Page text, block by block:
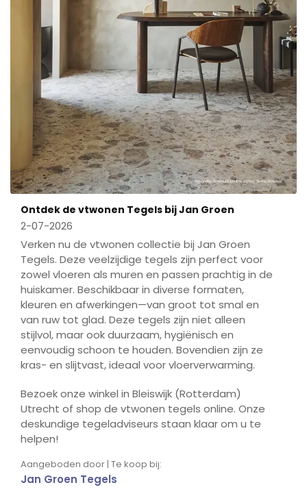
Ontdek de vtwonen Tegels bij Jan Groen
2-07-2026
Verken nu de vtwonen collectie bij Jan Groen
Tegels. Deze veelzijdige tegels zijn perfect voor
zowel vloeren als muren en passen prachtig in de
huiskamer. Beschikbaar in diverse formaten,
kleuren en afwerkingen—van groot tot smal en
van ruw tot glad. Deze tegels zijn niet alleen
stijlvol, maar ook duurzaam, hygiënisch en
eenvoudig schoon te houden. Bovendien zijn ze
kras- en slijtvast, ideaal voor vloerverwarming.
Bezoek onze winkel in Bleiswijk (Rotterdam)
Utrecht of shop de vtwonen tegels online. Onze
deskundige tegeladviseurs staan klaar om u te
helpen!
Aangeboden door | Te koop bij:
Jan Groen Tegels